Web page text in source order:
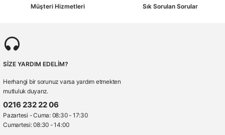
Müşteri Hizmetleri Sık Sorulan Sorular
SİZE YARDIM EDELİM?
Herhangi bir sorunuz varsa yardım etmekten
mutluluk duyarız.
0216 232 22 06
Pazartesi - Cuma: 08:30 - 17:30
Cumartesi: 08:30 - 14:00